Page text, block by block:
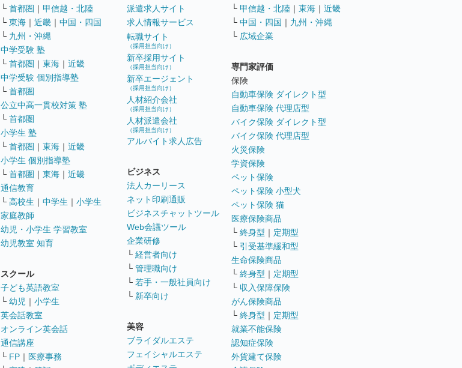
└ 首都圏 ｜ 甲信越・北陸
└ 東海 ｜ 近畿 ｜ 中国・四国
└ 九州・沖縄
中学受験 塾
└ 首都圏 ｜ 東海 ｜ 近畿
中学受験 個別指導塾
└ 首都圏
公立中高一貫校対策 塾
└ 首都圏
小学生 塾
└ 首都圏 ｜ 東海 ｜ 近畿
小学生 個別指導塾
└ 首都圏 ｜ 東海 ｜ 近畿
通信教育
└ 高校生 ｜ 中学生 ｜ 小学生
家庭教師
幼児・小学生 学習教室
幼児教室 知育
スクール
子ども英語教室
└ 幼児 ｜ 小学生
英会話教室
オンライン英会話
通信講座
└ FP ｜ 医療事務
派遣求人サイト
求人情報サービス
転職サイト
（採用担当向け）
新卒採用サイト
（採用担当向け）
新卒エージェント
（採用担当向け）
人材紹介会社
（採用担当向け）
人材派遣会社
（採用担当向け）
アルバイト求人広告
ビジネス
法人カーリース
ネット印刷通販
ビジネスチャットツール
Web会議ツール
企業研修
└ 経営者向け
└ 管理職向け
└ 若手・一般社員向け
└ 新卒向け
美容
ブライダルエステ
フェイシャルエステ
└ 甲信越・北陸 ｜ 東海 ｜ 近畿
└ 中国・四国 ｜ 九州・沖縄
└ 広域企業
専門家評価
保険
自動車保険 ダイレクト型
自動車保険 代理店型
バイク保険 ダイレクト型
バイク保険 代理店型
火災保険
学資保険
ペット保険
ペット保険 小型犬
ペット保険 猫
医療保険商品
└ 終身型 ｜ 定期型
└ 引受基準緩和型
生命保険商品
└ 終身型 ｜ 定期型
└ 収入保障保険
がん保険商品
└ 終身型 ｜ 定期型
就業不能保険
認知症保険
外貨建て保険